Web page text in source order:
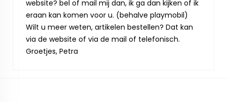
website? bel of mail mij dan, ik ga dan kijken of ik
eraan kan komen voor u. (behalve playmobil)
Wilt u meer weten, artikelen bestellen? Dat kan
via de website of via de mail of telefonisch.
Groetjes, Petra